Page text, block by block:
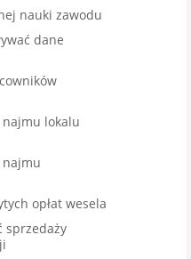
nauki zawodu
dane
lokalu
najmu
opłat wesela
sprzedaży